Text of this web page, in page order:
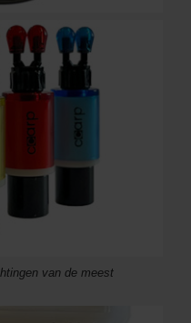
van de meest